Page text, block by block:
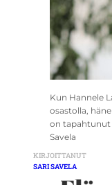
Kun Hannele
osastolla,
on tapahtunut
Savela
KIRJOITTANUT
SARI SAVELA